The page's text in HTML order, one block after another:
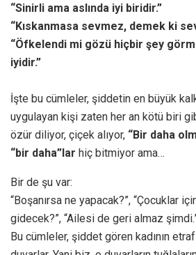
“Sinirli ama aslında iyi biridir.”
“Kıskanmasa sevmez, demek ki
“Öfkelendi mi gözü hiçbir şey
iyidir.”
İşte bu cümleler, şiddetin en büyük
uygulayan kişi zaten her an kötü biri
özür diliyor, çiçek alıyor, “Bir daha
“bir daha”lar hiç bitmiyor ama…
Bir de şu var:
“Boşanırsa ne yapacak?”, “Çocuklar
gidecek?”, “Ailesi de geri almaz
Bu cümleler, şiddet gören kadının